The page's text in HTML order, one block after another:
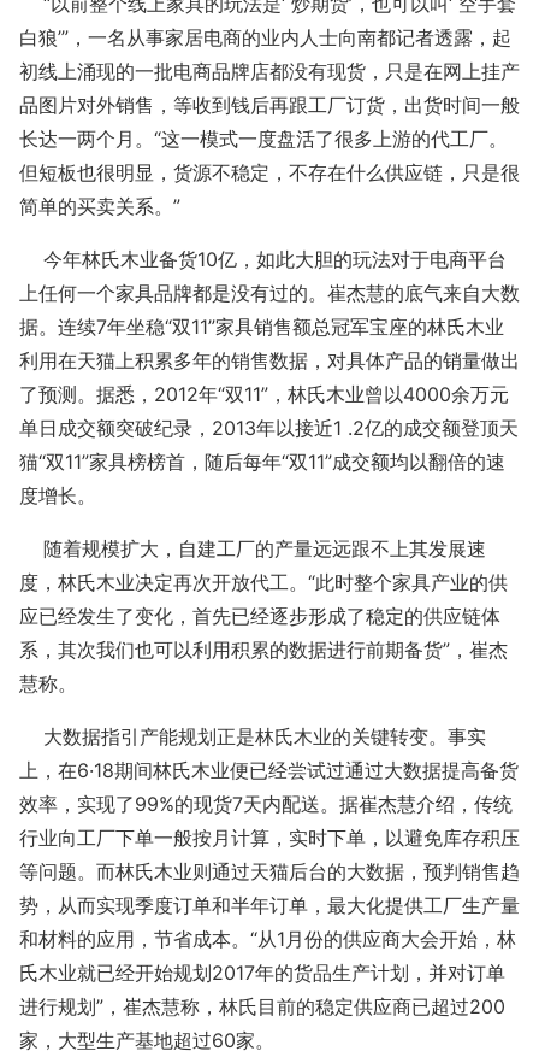
白狼’”，一名从事家居电商的业内人士向南都记者透露，起
初线上涌现的一批电商品牌店都没有现货，只是在网上挂产
品图片对外销售，等收到钱后再跟工厂订货，出货时间一般
长达一两个月。“这一模式一度盘活了很多上游的代工厂。
但短板也很明显，货源不稳定，不存在什么供应链，只是很
简单的买卖关系。”
今年林氏木业备货10亿，如此大胆的玩法对于电商平台
上任何一个家具品牌都是没有过的。崔杰慧的底气来自大数
据。连续7年坐稳“双11”家具销售额总冠军宝座的林氏木业
利用在天猫上积累多年的销售数据，对具体产品的销量做出
了预测。据悉，2012年“双11”，林氏木业曾以4000余万元
单日成交额突破纪录，2013年以接近1 .2亿的成交额登顶天
猫“双11”家具榜榜首，随后每年“双11”成交额均以翻倍的速
度增长。
随着规模扩大，自建工厂的产量远远跟不上其发展速
度，林氏木业决定再次开放代工。“此时整个家具产业的供
应已经发生了变化，首先已经逐步形成了稳定的供应链体
系，其次我们也可以利用积累的数据进行前期备货”，崔杰
慧称。
大数据指引产能规划正是林氏木业的关键转变。事实
上，在6·18期间林氏木业便已经尝试过通过大数据提高备货
效率，实现了99%的现货7天内配送。据崔杰慧介绍，传统
行业向工厂下单一般按月计算，实时下单，以避免库存积压
等问题。而林氏木业则通过天猫后台的大数据，预判销售趋
势，从而实现季度订单和半年订单，最大化提供工厂生产量
和材料的应用，节省成本。“从1月份的供应商大会开始，林
氏木业就已经开始规划2017年的货品生产计划，并对订单
进行规划”，崔杰慧称，林氏目前的稳定供应商已超过200
家，大型生产基地超过60家。